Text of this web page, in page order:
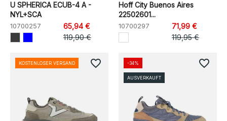
U SPHERICA ECUB-4 A -
NYL+SCA
10700257
65,94 €
119,90 €
Hoff City Buenos Aires
22502601...
10700297
71,99 €
119,95 €
KOSTENLOSER VERSAND favorite_border -34%
AUSVERKAUFT
favorite_border